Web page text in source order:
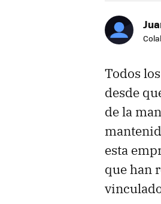
Todos
desde
de la
esta
que han